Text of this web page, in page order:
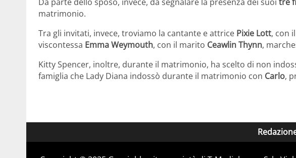
matrimonio.
Tra gli invitati, invece, troviamo la cantante e attrice Pixie Lott, con
viscontessa Emma Weymouth, con il marito Ceawlin Thynn,
Kitty Spencer, inoltre, durante il matrimonio, ha scelto di non
famiglia che Lady Diana indossò durante il matrimonio con Carlo,